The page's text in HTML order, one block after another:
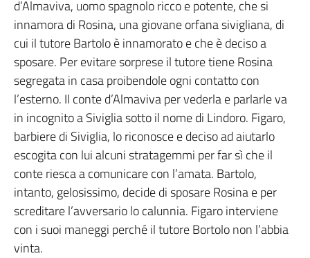
d’Almaviva, uomo spagnolo ricco e potente, che si
innamora di Rosina, una giovane orfana sivigliana, di
cui il tutore Bartolo è innamorato e che è deciso a
sposare. Per evitare sorprese il tutore tiene Rosina
segregata in casa proibendole ogni contatto con
l’esterno. Il conte d’Almaviva per vederla e parlarle va
in incognito a Siviglia sotto il nome di Lindoro. Figaro,
barbiere di Siviglia, lo riconosce e deciso ad aiutarlo
escogita con lui alcuni stratagemmi per far sì che il
conte riesca a comunicare con l’amata. Bartolo,
intanto, gelosissimo, decide di sposare Rosina e per
screditare l’avversario lo calunnia. Figaro interviene
con i suoi maneggi perché il tutore Bortolo non l’abbia
vinta.